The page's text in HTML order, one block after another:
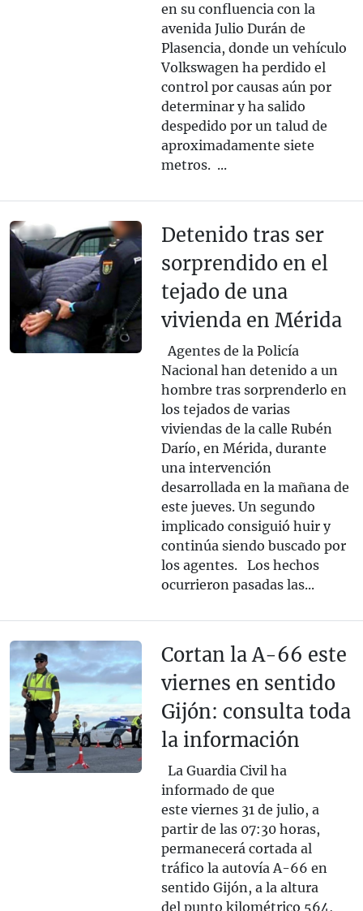
en su confluencia con la
avenida Julio Durán de
Plasencia, donde un vehículo
Volkswagen ha perdido el
control por causas aún por
determinar y ha salido
despedido por un talud de
aproximadamente siete
metros. ...
Detenido tras ser
sorprendido en el
tejado de una
vivienda en Mérida
Agentes de la Policía
Nacional han detenido a un
hombre tras sorprenderlo en
los tejados de varias
viviendas de la calle Rubén
Darío, en Mérida, durante
una intervención
desarrollada en la mañana de
este jueves. Un segundo
implicado consiguió huir y
continúa siendo buscado por
los agentes. Los hechos
ocurrieron pasadas las...
Cortan la A-66 este
viernes en sentido
Gijón: consulta toda
la información
La Guardia Civil ha
informado de que
este viernes 31 de julio, a
partir de las 07:30 horas,
permanecerá cortada al
tráfico la autovía A-66 en
sentido Gijón, a la altura
del punto kilométrico 564,